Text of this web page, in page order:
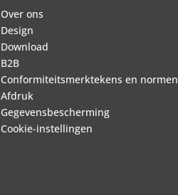
Over ons
Design
Download
B2B
Conformiteitsmerktekens en normen
Afdruk
Gegevensbescherming
Cookie-instellingen